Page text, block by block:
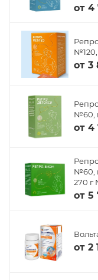
от 4
от 3
№60,
от 4
№60,
270 г
от 5
от 2